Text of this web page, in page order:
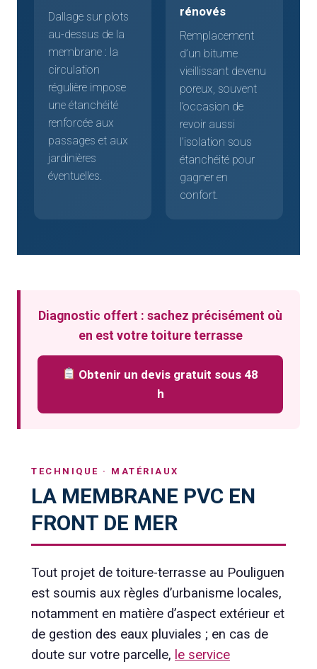
Dallage sur plots
au-dessus de la
membrane : la
circulation
régulière impose
une étanchéité
renforcée aux
passages et aux
jardinières
éventuelles.
rénovés
Remplacement
d’un bitume
vieillissant devenu
poreux, souvent
l’occasion de
revoir aussi
l’isolation sous
étanchéité pour
gagner en
confort.
Diagnostic offert : sachez précisément où
en est votre toiture terrasse
Obtenir un devis gratuit sous 48
h
TECHNIQUE · MATÉRIAUX
LA MEMBRANE PVC EN
FRONT DE MER
Tout projet de toiture-terrasse au Pouliguen
est soumis aux règles d’urbanisme locales,
notamment en matière d’aspect extérieur et
de gestion des eaux pluviales ; en cas de
doute sur votre parcelle, le service